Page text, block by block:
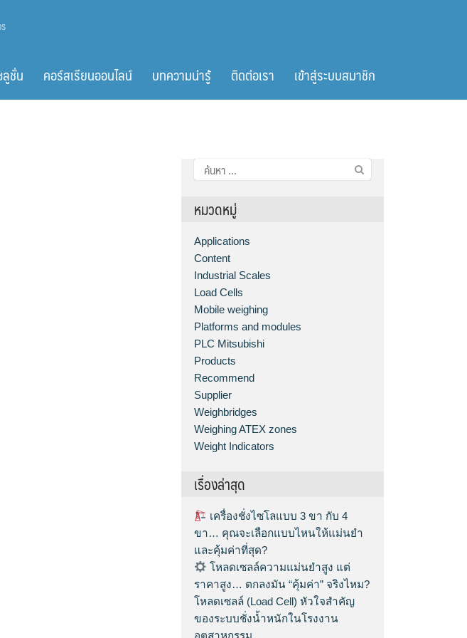
ชั่น คอร์สเรียนออนไลน์ บทความน่ารู้ ติดต่อเรา เข้าสู่ระบบสมาชิก
ค้นหา
สำหรับ:
หมวดหมู่
Applications
Content
Industrial Scales
Load Cells
Mobile weighing
Platforms and modules
PLC Mitsubishi
Products
Recommend
Supplier
Weighbridges
Weighing ATEX zones
Weight Indicators
เรื่องล่าสุด
เครื่องชั่งไซโลแบบ 3 ขา กับ 4
ขา… คุณจะเลือกแบบไหนให้แม่นยำ
และคุ้มค่าที่สุด?
โหลดเซลล์ความแม่นยำสูง แต่
ราคาสูง… ตกลงมัน “คุ้มค่า” จริงไหม?
โหลดเซลล์ (Load Cell) หัวใจสำคัญ
ของระบบชั่งน้ำหนักในโรงงาน
อุตสาหกรรม